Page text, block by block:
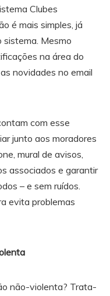
Clubes
é mais simples, já
sistema. Mesmo
na área do
novidades no email
com esse
junto aos moradores
mural de avisos,
associados e garantir
– e sem ruídos.
evita problemas
não-violenta? Trata-